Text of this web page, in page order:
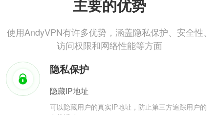
主要的优势
使用AndyVPN有许多优势，涵盖隐私保护、安全性、
访问权限和网络性能等方面
隐私保护
隐藏IP地址
可以隐藏用户的真实IP地址，防止第三方追踪用户的